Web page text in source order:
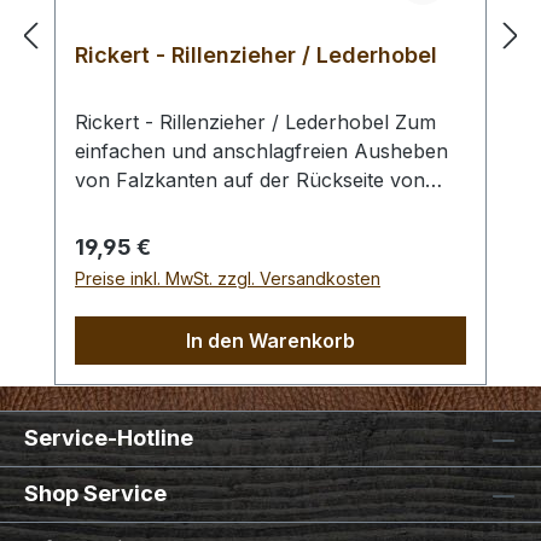
Rickert - Rillenzieher / Lederhobel
Rickert - Rillenzieher / Lederhobel Zum
einfachen und anschlagfreien Ausheben
von Falzkanten auf der Rückseite von
erstellen von Zierrillen auf
Lederoberflächen. Der austauschbare
Hobel hat eine blank polierte und
mm Info: "Rickert" -- Werkzeuge von
Lederhandwerkern für Lederhandwerker.
Alle Werkzeuge der Serie werden mit
traditionellen japanischen
Handwerkstechniken gefertigt. In die
Produktion gelangen ausschließlich
ausgesuchte, hochwertige und langlebige
Regulärer Preis:
19,95 €
Preise inkl. MwSt. zzgl. Versandkosten
In den Warenkorb
Service-Hotline
Shop Service